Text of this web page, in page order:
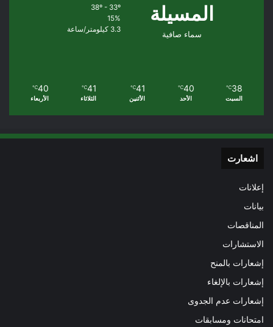
المسيلة
سماء صافية
38º - 33º
15%
3.3 كيلومتر/ساعة
38
℃
السبت
40
℃
الأحد
41
℃
الأثنين
41
℃
الثلاثاء
40
℃
الأربعاء
اشعارت
إعلانات
بيانات
المناقصات
الاستشارات
إشعارات بالمنح
إشعارات بالإلغاء
إشعارات عدم الجدوى
امتحانات ومسابقات